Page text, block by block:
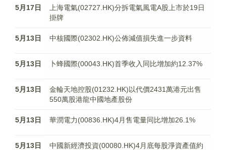
5月17日
上海電氣(02727.HK)分拆電氣風電A股上市於19日
掛牌
5月13日 中核國際(02302.HK)公佈減值損失進一步資料
5月13日 卜蜂國際(00043.HK)首季收入同比增加約12.37%
5月13日
金輪天地控股(01232.HK)以代價2431萬港元出售
550萬股港龍中國地產股份
5月13日 華潤電力(00836.HK)4月售電量同比增加26.1%
5月13日
中國新經濟投資(00080.HK)4月底每股淨資產值約